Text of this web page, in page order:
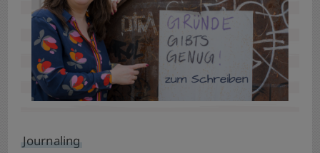
Journaling